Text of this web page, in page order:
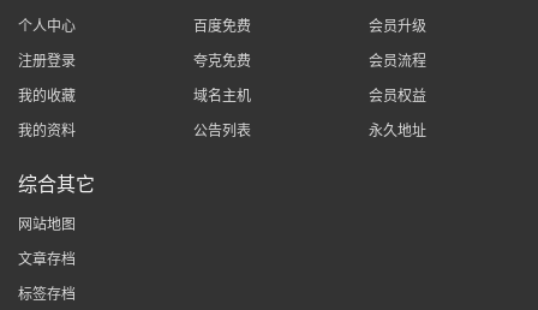
个人中心
注册登录
我的收藏
我的资料
百度免费
夸克免费
域名主机
公告列表
会员升级
会员流程
会员权益
永久地址
综合其它
网站地图
文章存档
标签存档